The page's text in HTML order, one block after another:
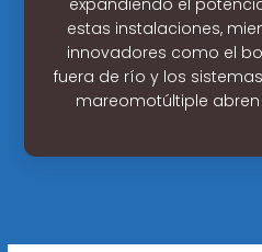
estas instalaciones,
innovadores como el
fuera de río y los
mareomotúltiple